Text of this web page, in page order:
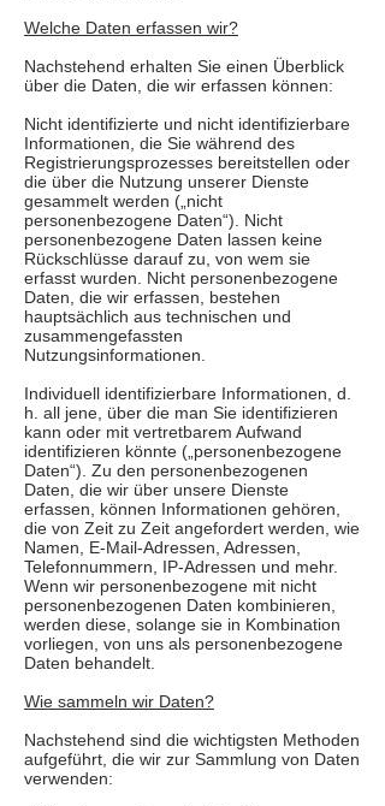
Welche Daten erfassen wir?
Nachstehend erhalten Sie einen Überblick
über die Daten, die wir erfassen können:
Nicht identifizierte und nicht identifizierbare
Informationen, die Sie während des
Registrierungsprozesses bereitstellen oder
die über die Nutzung unserer Dienste
gesammelt werden („nicht
personenbezogene Daten“). Nicht
personenbezogene Daten lassen keine
Rückschlüsse darauf zu, von wem sie
erfasst wurden. Nicht personenbezogene
Daten, die wir erfassen, bestehen
hauptsächlich aus technischen und
zusammengefassten
Nutzungsinformationen.
Individuell identifizierbare Informationen, d.
h. all jene, über die man Sie identifizieren
kann oder mit vertretbarem Aufwand
identifizieren könnte („personenbezogene
Daten“). Zu den personenbezogenen
Daten, die wir über unsere Dienste
erfassen, können Informationen gehören,
die von Zeit zu Zeit angefordert werden, wie
Namen, E-Mail-Adressen, Adressen,
Telefonnummern, IP-Adressen und mehr.
Wenn wir personenbezogene mit nicht
personenbezogenen Daten kombinieren,
werden diese, solange sie in Kombination
vorliegen, von uns als personenbezogene
Daten behandelt.
Wie sammeln wir Daten?
Nachstehend sind die wichtigsten Methoden
aufgeführt, die wir zur Sammlung von Daten
verwenden: